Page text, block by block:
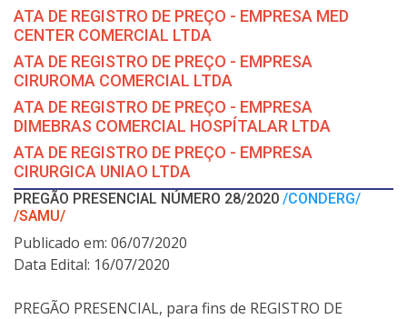
ATA DE REGISTRO DE PREÇO - EMPRESA MED
CENTER COMERCIAL LTDA
ATA DE REGISTRO DE PREÇO - EMPRESA
CIRUROMA COMERCIAL LTDA
ATA DE REGISTRO DE PREÇO - EMPRESA
DIMEBRAS COMERCIAL HOSPÍTALAR LTDA
ATA DE REGISTRO DE PREÇO - EMPRESA
CIRURGICA UNIAO LTDA
PREGÃO PRESENCIAL NÚMERO 28/2020 /CONDERG/
/SAMU/
Publicado em: 06/07/2020
Data Edital: 16/07/2020
PREGÃO PRESENCIAL, para fins de REGISTRO DE